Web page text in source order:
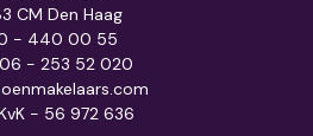
CM Den Haag
- 440 00 55
06 - 253 52 020
- 56 972 636